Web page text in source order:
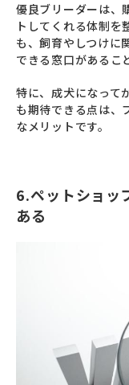
優良ブリーダーは、
トしてくれる体制を
も、飼育やしつけに
できる窓口があるこ
特に、成犬になって
も期待できる点は、
なメリットです。
6.ペットショッ
ある